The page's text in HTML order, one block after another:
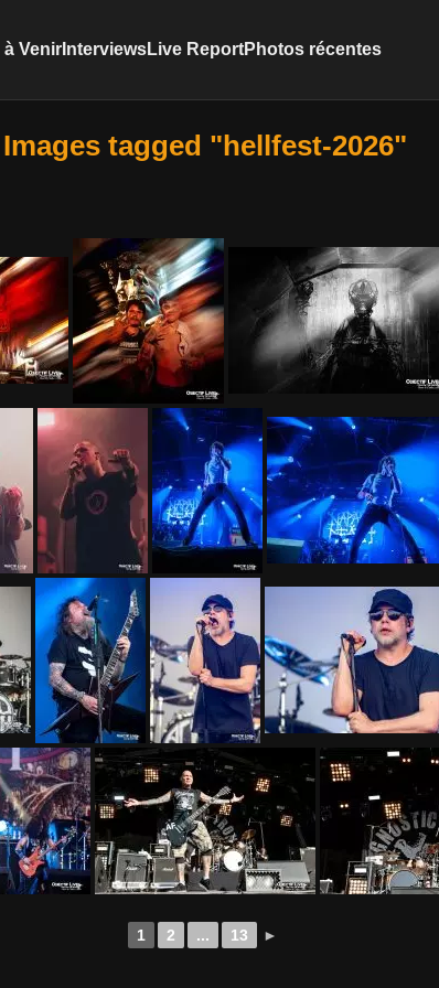
VenirInterviewsLive ReportPhotos récentes
Images tagged "hellfest-2026"
1 2 ... 13 ►